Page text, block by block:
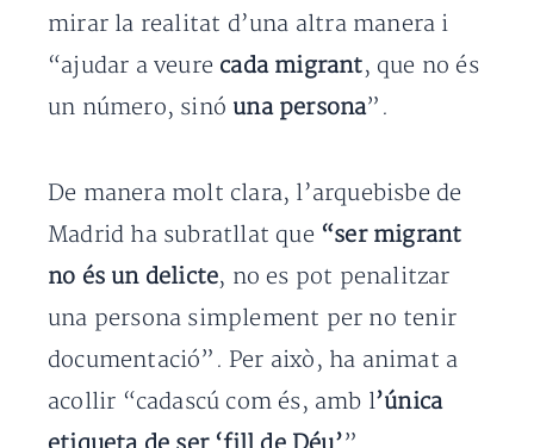
mirar la realitat d’una altra manera i
“ajudar a veure cada migrant, que no és
un número, sinó una persona”.
De manera molt clara, l’arquebisbe de
Madrid ha subratllat que “ser migrant
no és un delicte, no es pot penalitzar
una persona simplement per no tenir
documentació”. Per això, ha animat a
acollir “cadascú com és, amb l’única